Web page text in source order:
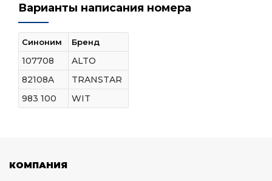
Варианты написания номера
Синоним Бренд
107708
ALTO
82108A
TRANSTAR
983 100
WIT
КОМПАНИЯ